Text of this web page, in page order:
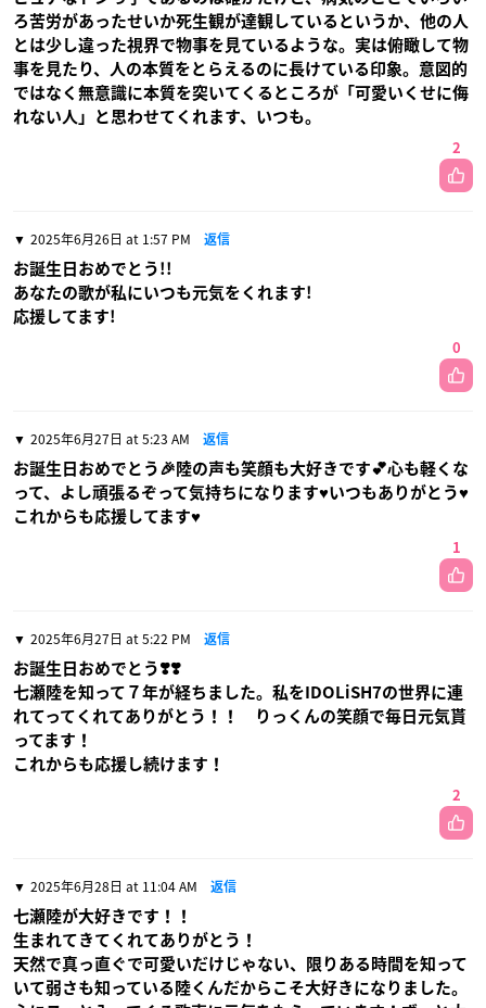
ろ苦労があったせいか死生観が達観しているというか、他の人
とは少し違った視界で物事を見ているような。実は俯瞰して物
事を見たり、人の本質をとらえるのに長けている印象。意図的
ではなく無意識に本質を突いてくるところが「可愛いくせに侮
れない人」と思わせてくれます、いつも。
2
2025年6月26日 at 1:57 PM 返信
お誕生日おめでとう!!
あなたの歌が私にいつも元気をくれます!
応援してます!
0
2025年6月27日 at 5:23 AM 返信
お誕生日おめでとう🎉陸の声も笑顔も大好きです💕心も軽くな
って、よし頑張るぞって気持ちになります♥️いつもありがとう♥️
これからも応援してます♥️
1
2025年6月27日 at 5:22 PM 返信
お誕生日おめでとう❣️❣️
七瀬陸を知って７年が経ちました。私をIDOLiSH7の世界に連
れてってくれてありがとう！！ りっくんの笑顔で毎日元気貰
ってます！
これからも応援し続けます！
2
2025年6月28日 at 11:04 AM 返信
七瀬陸が大好きです！！
生まれてきてくれてありがとう！
天然で真っ直ぐで可愛いだけじゃない、限りある時間を知って
いて弱さも知っている陸くんだからこそ大好きになりました。